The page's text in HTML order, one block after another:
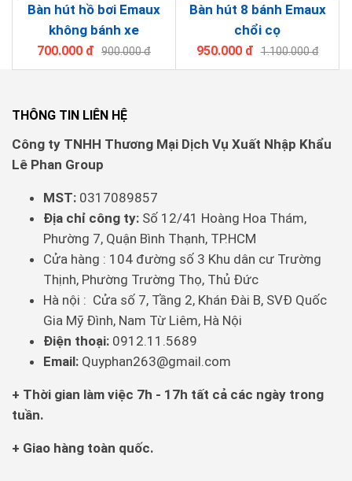
Bàn hút hồ bơi Emaux
không bánh xe
700.000 đ 900.000 đ
Bàn hút 8 bánh Emaux
chổi cọ
950.000 đ 1.100.000 đ
THÔNG TIN LIÊN HỆ
Công ty TNHH Thương Mại Dịch Vụ Xuất Nhập Khẩu
Lê Phan Group
MST: 0317089857
Địa chỉ công ty: Số 12/41 Hoàng Hoa Thám,
Phường 7, Quận Bình Thạnh, TP.HCM
Cửa hàng : 104 đường số 3 Khu dân cư Trường
Thịnh, Phường Trường Thọ, Thủ Đức
Hà nội : Cửa số 7, Tầng 2, Khán Đài B, SVĐ Quốc
Gia Mỹ Đình, Nam Từ Liêm, Hà Nội
Điện thoại: 0912.11.5689
Email: Quyphan263@gmail.com
+ Thời gian làm việc 7h - 17h tất cả các ngày trong
tuần.
+ Giao hàng toàn quốc.